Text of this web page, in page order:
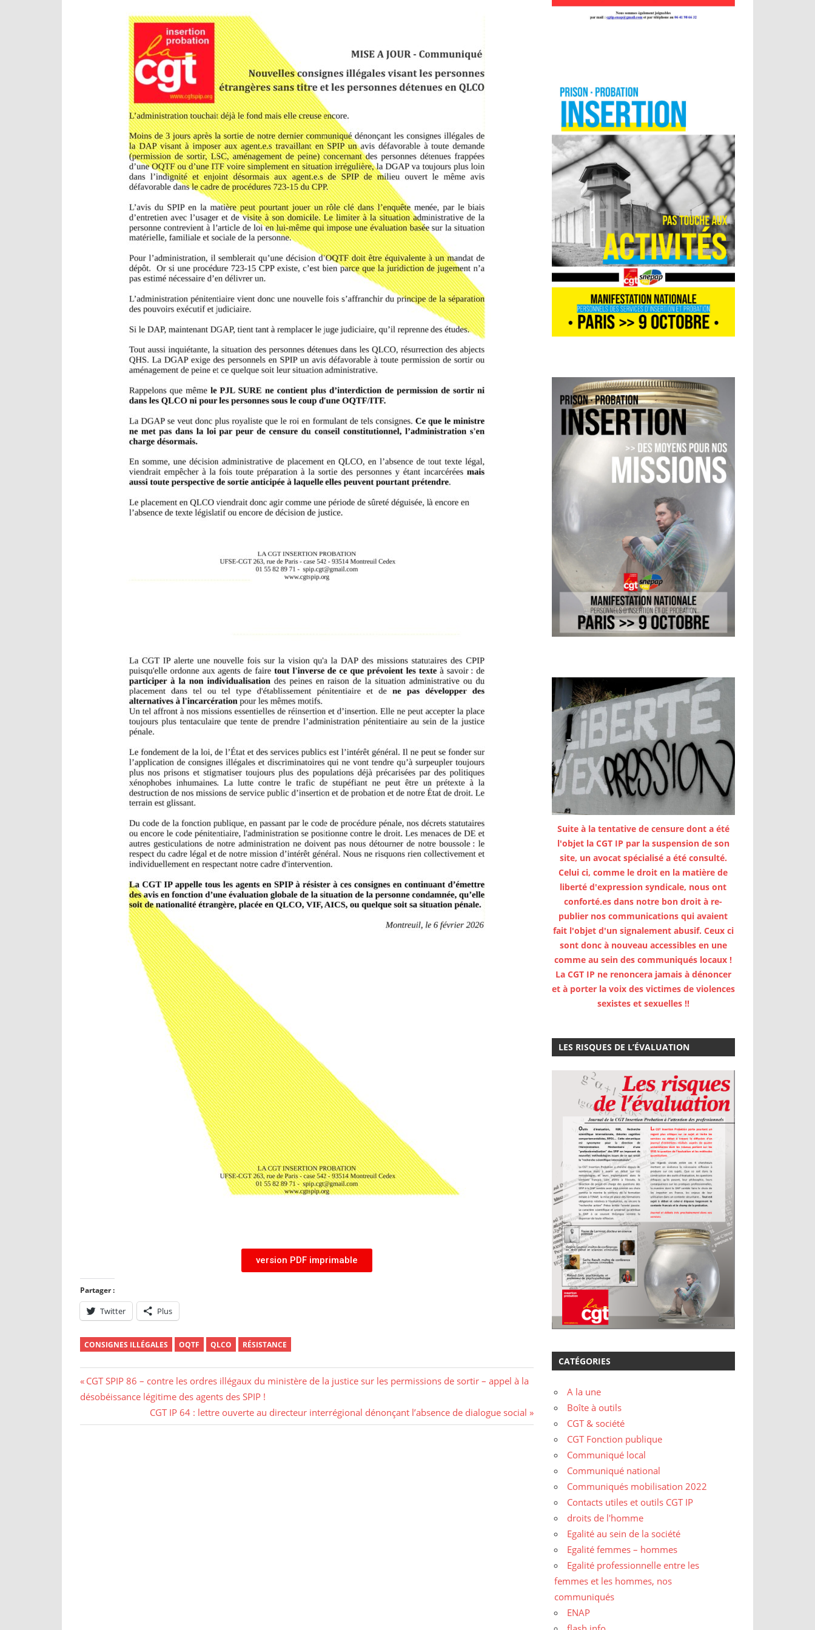
version PDF imprimable
Partager :
Twitter Plus
CONSIGNES ILLÉGALES OQTF QLCO RÉSISTANCE
CGT SPIP 86 – contre les ordres illégaux du ministère de la justice sur les permissions de sortir – appel à la
désobéissance légitime des agents des SPIP !
CGT IP 64 : lettre ouverte au directeur interrégional dénonçant l’absence de dialogue social
Suite à la tentative de censure dont a été
l'objet la CGT IP par la suspension de son
site, un avocat spécialisé a été consulté.
Celui ci, comme le droit en la matière de
liberté d'expression syndicale, nous ont
conforté.es dans notre bon droit à re-
publier nos communications qui avaient
fait l'objet d'un signalement abusif. Ceux ci
sont donc à nouveau accessibles en une
comme au sein des communiqués locaux !
La CGT IP ne renoncera jamais à dénoncer
et à porter la voix des victimes de violences
sexistes et sexuelles !!
LES RISQUES DE L’ÉVALUATION
CATÉGORIES
A la une
Boîte à outils
CGT & société
CGT Fonction publique
Communiqué local
Communiqué national
Communiqués mobilisation 2022
Contacts utiles et outils CGT IP
droits de l'homme
Egalité au sein de la société
Egalité femmes – hommes
Egalité professionnelle entre les
femmes et les hommes, nos
communiqués
ENAP